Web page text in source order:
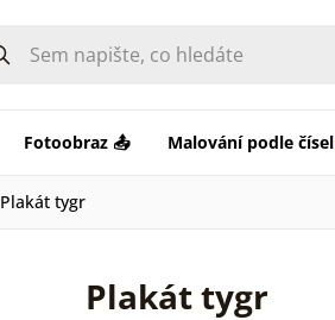
Fotoobraz 📤 Malování podle čísel
Plakát tygr
Plakát tygr